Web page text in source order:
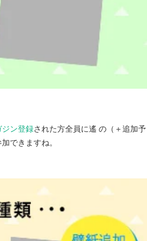
ジン登録された方全員に遙 の（＋追加予
できますね。